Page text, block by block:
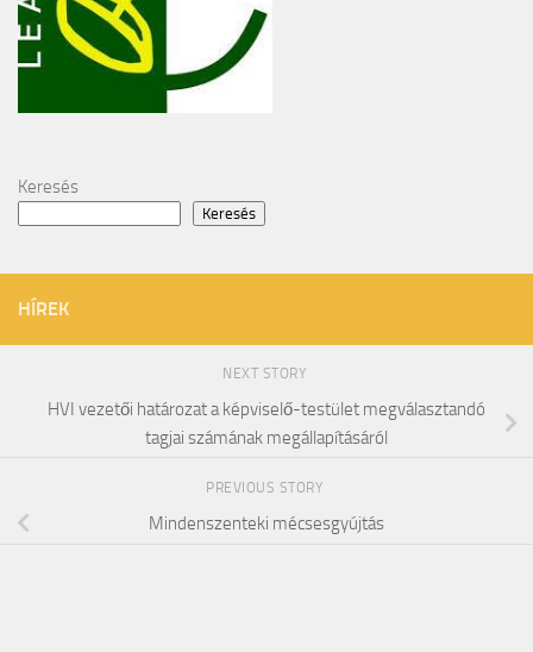
Keresés
Keresés
HÍREK
NEXT STORY
HVI vezetői határozat a képviselő-testület megválasztandó
tagjai számának megállapításáról
PREVIOUS STORY
Mindenszenteki mécsesgyújtás